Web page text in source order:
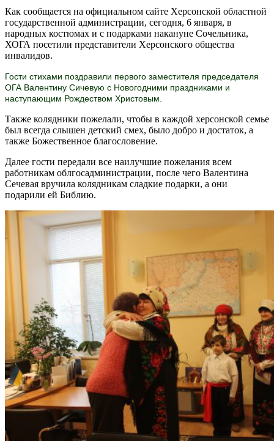
Как сообщается на официальном сайте Херсонской областной
государственной администрации, сегодня, 6 января, в
народных костюмах и с подарками накануне Сочельника,
ХОГА посетили представители Херсонского общества
инвалидов.
Гости стихами поздравили первого заместителя председателя
ОГА Валентину Сичевую с Новогодними праздниками и
наступающим Рождеством Христовым.
Также колядники пожелали, чтобы в каждой херсонской семье
был всегда слышен детский смех, было добро и достаток, а
также Божественное благословение.
Далее гости передали все наилучшие пожелания всем
работникам облгосадминистрации, после чего Валентина
Сечевая вручила колядникам сладкие подарки, а они
подарили ей Библию.